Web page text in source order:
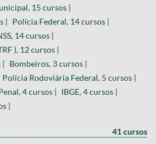
15 cursos |
|
Polícia Federal, 14 cursos |
14 cursos |
), 12 cursos |
Bombeiros, 3 cursos |
Polícia Rodoviária Federal, 5 cursos |
4 cursos |
IBGE, 4 cursos |
|
41 cursos